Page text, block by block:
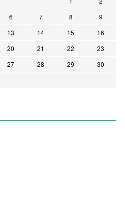
6 7 8
9
13 14 15
16
20 21 22
23
27 28 29
30